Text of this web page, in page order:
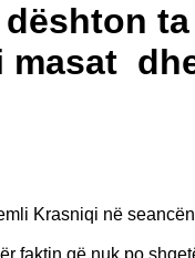
masat
Krasniqi në
faktin që nuk po